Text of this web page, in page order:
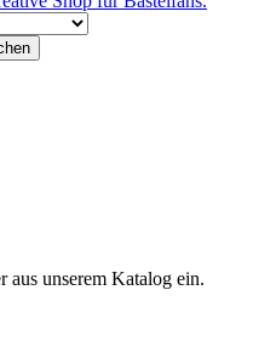
aus unserem Katalog ein.